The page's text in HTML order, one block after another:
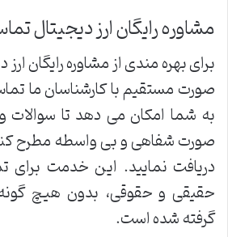
مشاوره رایگان ارز دیجیتال
برای بهره مندی از مشاوره رایگان
صورت مستقیم با کارشناسان ما
به شما امکان می دهد تا سوالات
صورت شفاهی و بی واسطه مطرح
دریافت نمایید. این خدمت برای
حقیقی و حقوقی، بدون هیچ
گرفته شده است.